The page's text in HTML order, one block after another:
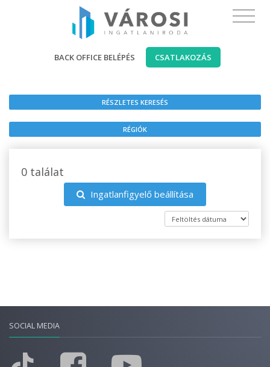
BACK OFFICE BELÉPÉS CSATLAKOZÁS
RÉSZLETES KERESÉS
RÉGIÓK
0 találat
Ingatlanfigyelő beállítása
SOCIAL MEDIA